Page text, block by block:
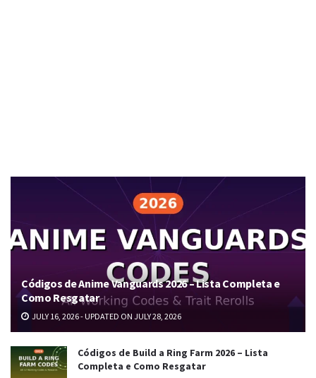
Códigos de Anime Vanguards 2026 – Lista Completa e
Como Resgatar
JULY 16, 2026 - UPDATED ON JULY 28, 2026
Códigos de Build a Ring Farm 2026 – Lista
Completa e Como Resgatar